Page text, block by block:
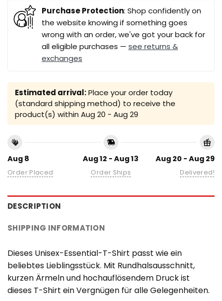
Purchase Protection: Shop confidently on
the website knowing if something goes
wrong with an order, we've got your back for
all eligible purchases — see returns &
exchanges
Estimated arrival:Place your order today
(standard shipping method) to receive the
product(s) within Aug 20 - Aug 29
Aug 8
Order Placed
Aug 12 - Aug 13
Order Ships
Aug 20 - Aug 29
Delivered!
DESCRIPTION
SHIPPING INFORMATION
Dieses Unisex-Essential-T-Shirt passt wie ein
beliebtes Lieblingsstück. Mit Rundhalsausschnitt,
kurzen Ärmeln und hochauflösendem Druck ist
dieses T-Shirt ein Vergnügen für alle Gelegenheiten.